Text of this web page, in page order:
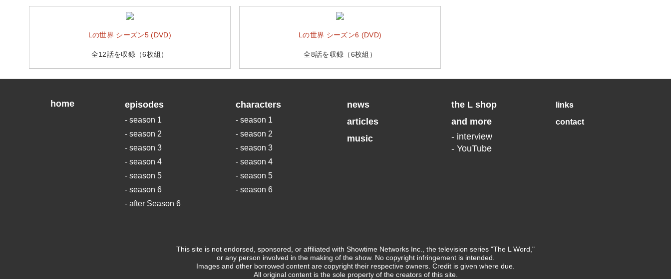
Lの世界 シーズン5 (DVD)
全12話を収録（6枚組）
Lの世界 シーズン6 (DVD)
全8話を収録（6枚組）
home episodes
- season 1
- season 2
- season 3
- season 4
- season 5
- season 6
- after Season 6
characters
- season 1
- season 2
- season 3
- season 4
- season 5
- season 6
news
articles
music
the L shop
and more
- interview
- YouTube
links
contact
This site is not endorsed, sponsored, or affiliated with Showtime Networks Inc., the television series "The L Word,"
or any person involved in the making of the show. No copyright infringement is intended.
Images and other borrowed content are copyright their respective owners. Credit is given where due.
All original content is the sole property of the creators of this site.